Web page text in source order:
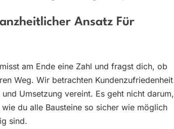
Ansatz Für
am Ende eine Zahl und fragst dich, ob
Weg. Wir betrachten Kundenzufriedenheit
Umsetzung vereint. Es geht nicht darum,
du alle Bausteine so sicher wie möglich
sind.